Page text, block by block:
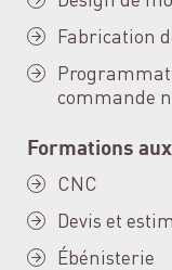
Fabrication
commande
Formations
CNC
Devis et
Ébénisterie